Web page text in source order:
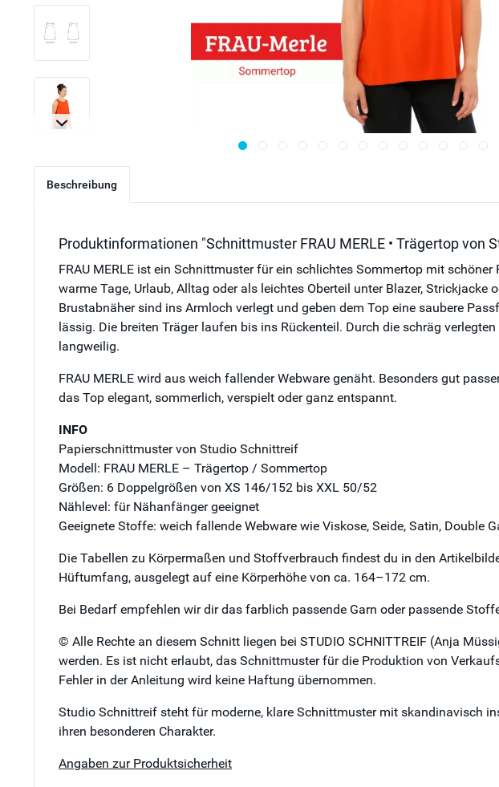
Beschreibung
Produktinformationen "Schnittmuster FRAU MERLE • Trägertop von
FRAU MERLE ist ein Schnittmuster für ein schlichtes Sommertop mit
warme Tage, Urlaub, Alltag oder als leichtes Oberteil unter Blazer,
Brustabnäher sind ins Armloch verlegt und geben dem Top eine saubere
lässig. Die breiten Träger laufen bis ins Rückenteil. Durch die schräg
langweilig.
FRAU MERLE wird aus weich fallender Webware genäht. Besonders gut
das Top elegant, sommerlich, verspielt oder ganz entspannt.
INFO
Papierschnittmuster von Studio Schnittreif
Modell: FRAU MERLE – Trägertop / Sommertop
Größen: 6 Doppelgrößen von XS 146/152 bis XXL 50/52
Nählevel: für Nähanfänger geeignet
Geeignete Stoffe: weich fallende Webware wie Viskose, Seide, Satin, Double
Die Tabellen zu Körpermaßen und Stoffverbrauch findest du in den
Hüftumfang, ausgelegt auf eine Körperhöhe von ca. 164–172 cm.
Bei Bedarf empfehlen wir dir das farblich passende Garn oder passende
© Alle Rechte an diesem Schnitt liegen bei STUDIO SCHNITTREIF (Anja
werden. Es ist nicht erlaubt, das Schnittmuster für die Produktion von
Fehler in der Anleitung wird keine Haftung übernommen.
Studio Schnittreif steht für moderne, klare Schnittmuster mit skandinavisch
ihren besonderen Charakter.
Angaben zur Produktsicherheit